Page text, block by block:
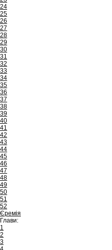
24
25
26
27
28
29
30
31
32
33
34
35
36
37
38
39
40
41
42
43
44
45
46
47
48
49
50
51
52
Єремія
Глави:
1
2
3